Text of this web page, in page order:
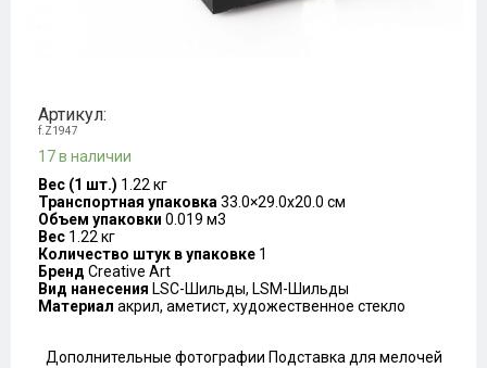
Артикул:
f.Z1947
17 в наличии
Вес (1 шт.) 1.22 кг
Транспортная упаковка 33.0×29.0x20.0 см
Объем упаковки 0.019 м3
Вес 1.22 кг
Количество штук в упаковке 1
Бренд Creative Art
Вид нанесения LSC-Шильды, LSM-Шильды
Материал акрил, аметист, художественное стекло
Дополнительные фотографии Подставка для мелочей